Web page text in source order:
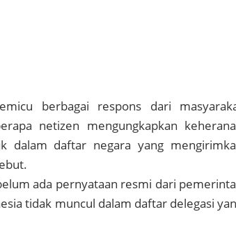
berbagai respons dari
netizen mengungkapkan
dalam daftar negara yang
ada pernyataan resmi dari
tidak muncul dalam daftar delegasi